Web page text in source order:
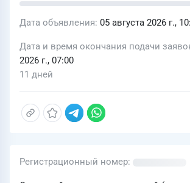
Дата объявления 05 августа 2026 г.,
Дата и время окончания подачи
2026 г., 07:00
11 дней
Регистрационный номер